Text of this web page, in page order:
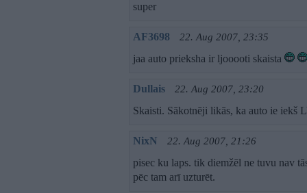
super
AF3698 22. Aug 2007, 23:35
jaa auto prieksha ir ljooooti skaista
Dullais 22. Aug 2007, 23:20
Skaisti. Sākotnēji likās, ka auto ie iekš
NixN 22. Aug 2007, 21:26
pisec ku laps. tik diemžēl ne tuvu nav
pēc tam arī uzturēt.